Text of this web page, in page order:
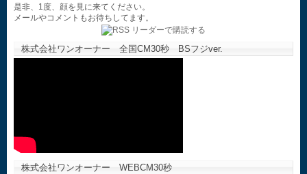
是非、1度、顔を見に来てください。
メールやコメントもお待ちしてます。
株式会社ワンオーナー 全国CM30秒 BSフジver.
株式会社ワンオーナー WEBCM30秒